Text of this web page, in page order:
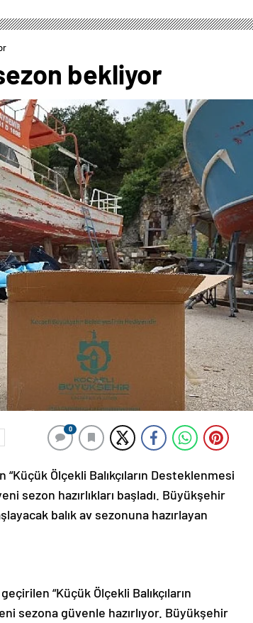
bekliyor
0
Ölçekli Balıkçıların Desteklenmesi
sezon hazırlıkları başladı. Büyükşehir
balık av sezonuna hazırlayan
“Küçük Ölçekli Balıkçıların
sezona güvenle hazırlıyor. Büyükşehir